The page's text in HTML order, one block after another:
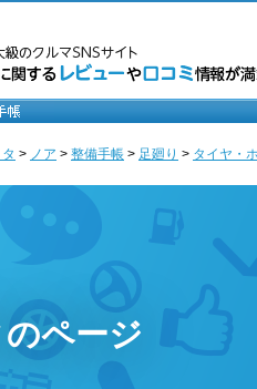
> ノア > 整備手帳 > 足廻り > タイヤ・
ページ